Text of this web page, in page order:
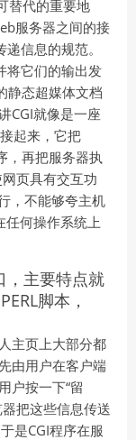
替代的重要地
服务器之间的接
信息的规范。
将它们的输出发
静态超媒体文档
CGI就像是一座
起来，它把
，再把服务器执
页具有交互功
，不能够夸主机
任何操作系统上
，主要特点就
脚本，
主页上大部分都
由用户在客户端
户按一下“留
把这些信息传送
是CGI程序在服